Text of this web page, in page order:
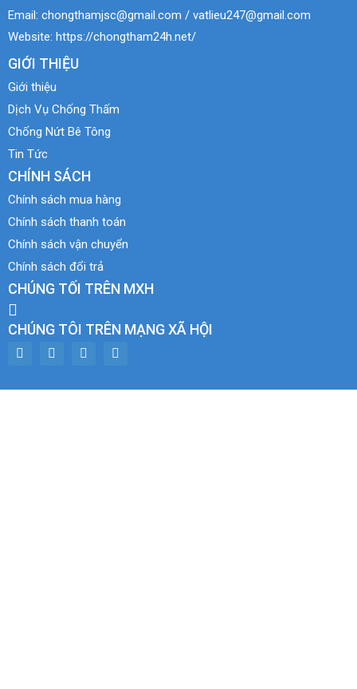
Email: chongthamjsc@gmail.com / vatlieu247@gmail.com
Website: https://chongtham24h.net/
GIỚI THIỆU
Giới thiệu
Dịch Vụ Chống Thấm
Chống Nứt Bê Tông
Tin Tức
CHÍNH SÁCH
Chính sách mua hàng
Chính sách thanh toán
Chính sách vận chuyển
Chính sách đổi trả
CHÚNG TỐI TRÊN MXH
CHÚNG TÔI TRÊN MẠNG XÃ HỘI